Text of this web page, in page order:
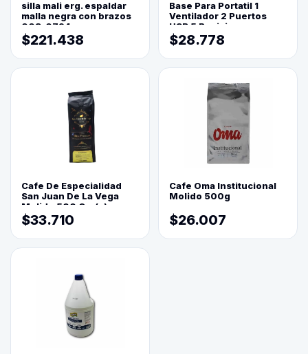
silla mali erg. espaldar
malla negra con brazos
003-0794
$221.438
Base Para Portatil 1
Ventilador 2 Puertos
USB 5 Posiciones
$28.778
Cafe De Especialidad
San Juan De La Vega
Molido 500 Grs(=)
$33.710
Cafe Oma Institucional
Molido 500g
$26.007